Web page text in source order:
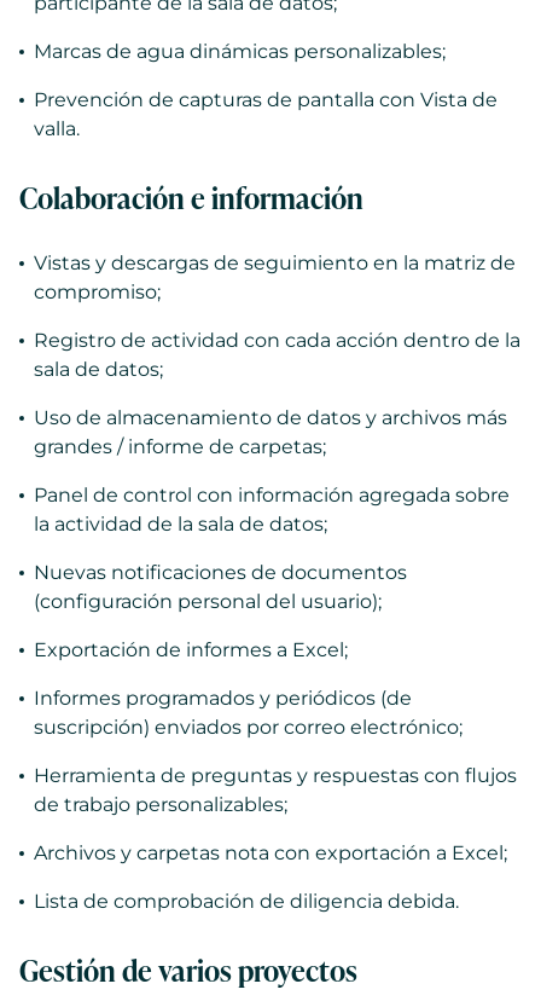
Marcas de agua dinámicas personalizables;
Prevención de capturas de pantalla con Vista de
valla.
Colaboración e información
Vistas y descargas de seguimiento en la matriz de
compromiso;
Registro de actividad con cada acción dentro de la
sala de datos;
Uso de almacenamiento de datos y archivos más
grandes / informe de carpetas;
Panel de control con información agregada sobre
la actividad de la sala de datos;
Nuevas notificaciones de documentos
(configuración personal del usuario);
Exportación de informes a Excel;
Informes programados y periódicos (de
suscripción) enviados por correo electrónico;
Herramienta de preguntas y respuestas con flujos
de trabajo personalizables;
Archivos y carpetas nota con exportación a Excel;
Lista de comprobación de diligencia debida.
Gestión de varios proyectos